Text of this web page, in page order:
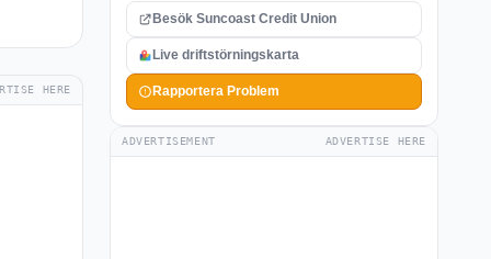
HERE
Besök Suncoast Credit Union
Live driftstörningskarta
Rapportera Problem
ADVERTISEMENT ADVERTISE HERE